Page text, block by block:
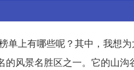
上有哪些呢？其中，我想
风景名胜区之一。它的山